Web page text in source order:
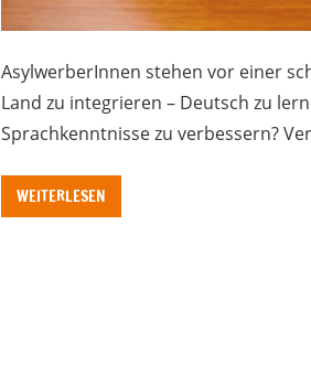
AsylwerberInnen stehen vor einer
Land zu integrieren – Deutsch zu
Sprachkenntnisse zu verbessern?
WEITERLESEN